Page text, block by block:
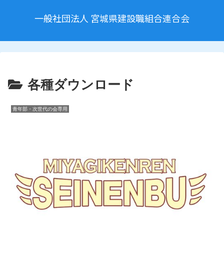
一般社団法人 宮城県建設職組合連合会
各種ダウンロード
青年部・次世代の会専用